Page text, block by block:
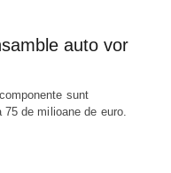
auto vor
sunt
de milioane de euro.